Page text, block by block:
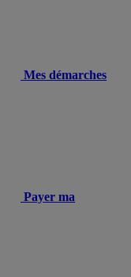
Mes démarches
Payer ma